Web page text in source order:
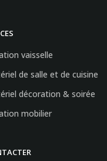
vaisselle
de salle et de cuisine
décoration & soirée
mobilier